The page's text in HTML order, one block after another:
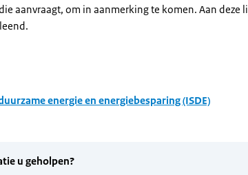
aanvraagt, om in aanmerking te komen. Aan deze
energie en energiebesparing (ISDE)